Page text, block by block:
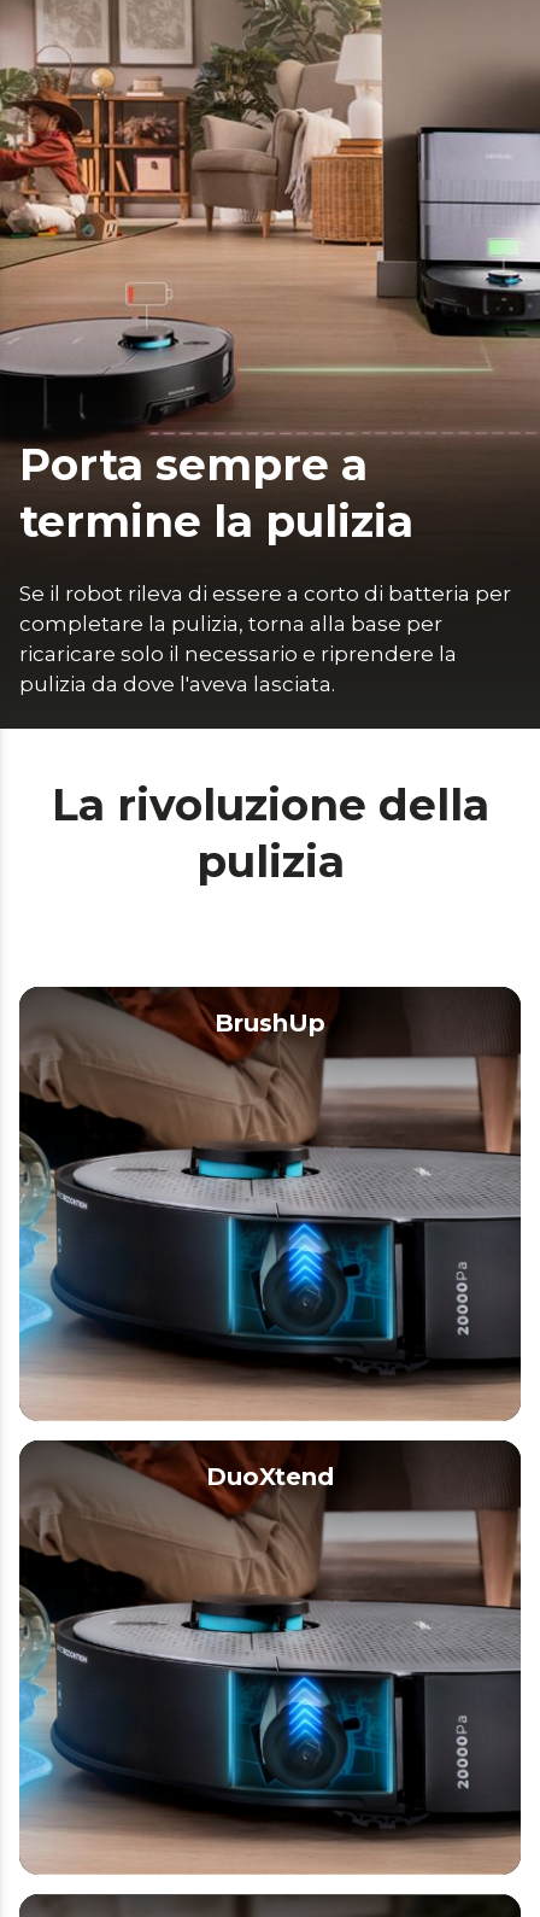
Porta sempre a
termine la pulizia
Se il robot rileva di essere a corto di batteria per
completare la pulizia, torna alla base per
ricaricare solo il necessario e riprendere la
pulizia da dove l'aveva lasciata.
La rivoluzione della
pulizia
BrushUp
DuoXtend